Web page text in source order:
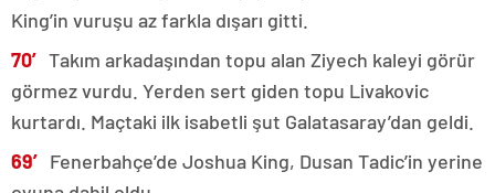
King’in vuruşu az farkla dışarı gitti.
70′ Takım arkadaşından topu alan Ziyech kaleyi görür
görmez vurdu. Yerden sert giden topu Livakovic
kurtardı. Maçtaki ilk isabetli şut Galatasaray’dan geldi.
69′ Fenerbahçe’de Joshua King, Dusan Tadic’in yerine